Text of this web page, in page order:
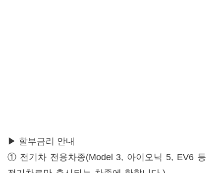
▶ 할부금리 안내
① 전기차 전용차종(Model 3, 아이오닉 5, EV6 등